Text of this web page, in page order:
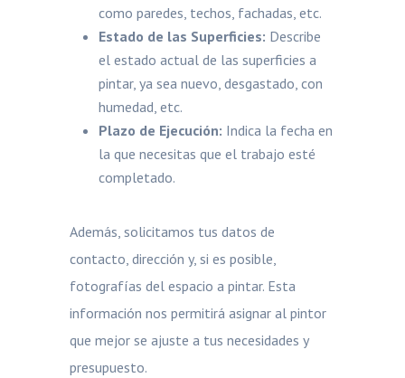
como paredes, techos, fachadas, etc.
Estado de las Superficies: Describe
el estado actual de las superficies a
pintar, ya sea nuevo, desgastado, con
humedad, etc.
Plazo de Ejecución: Indica la fecha en
la que necesitas que el trabajo esté
completado.
Además, solicitamos tus datos de
contacto, dirección y, si es posible,
fotografías del espacio a pintar. Esta
información nos permitirá asignar al pintor
que mejor se ajuste a tus necesidades y
presupuesto.